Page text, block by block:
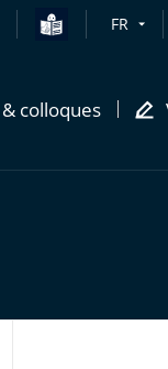
FR
colloques